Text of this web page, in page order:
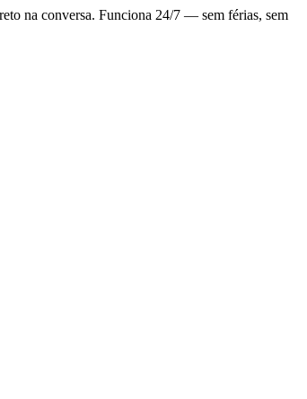
na conversa. Funciona 24/7 — sem férias, sem